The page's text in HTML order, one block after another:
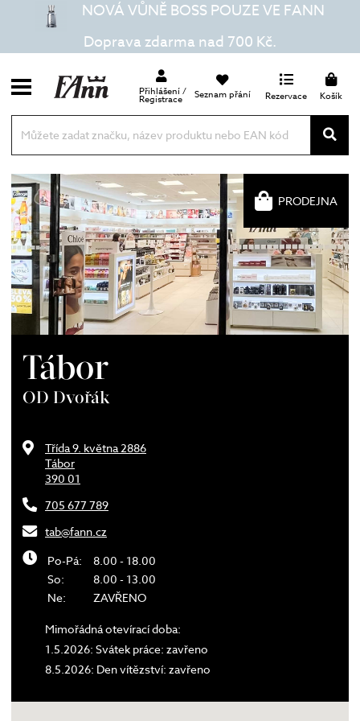
NOVÁ VŮNĚ BOSS POUZE VE FANN
Doprava zdarma nad 700 Kč.
Přihlášení /
Registrace Seznam přání Rezervace Košík
PRODEJNA
Tábor
OD Dvořák
Třída 9. května 2886
Tábor
390 01
705 677 789
tab@fann.cz
Po-Pá:
8.00 - 18.00
So:
8.00 - 13.00
Ne:
ZAVŘENO
Mimořádná otevírací doba:
1.5.2026: Svátek práce: zavřeno
8.5.2026: Den vítězství: zavřeno